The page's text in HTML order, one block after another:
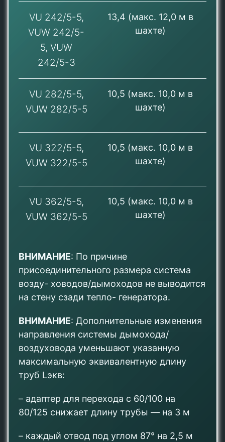
VU 242/5-5,
VUW 242/5-
5, VUW
242/5-3
13,4 (макс. 12,0 м в
шахте)
VU 282/5-5,
VUW 282/5-5
10,5 (макс. 10,0 м в
шахте)
VU 322/5-5,
VUW 322/5-5
10,5 (макс. 10,0 м в
шахте)
VU 362/5-5,
VUW 362/5-5
10,5 (макс. 10,0 м в
шахте)
ВНИМАНИЕ: По причине
присоединительного размера система
возду- ховодов/дымоходов не выводится
на стену сзади тепло- генератора.
ВНИМАНИЕ: Дополнительные изменения
направления системы дымохода/
воздуховода уменьшают указанную
максимальную эквивалентную длину
труб Lэкв:
– адаптер для перехода с 60/100 на
80/125 снижает длину трубы — на 3 м
– каждый отвод под углом 87° на 2,5 м